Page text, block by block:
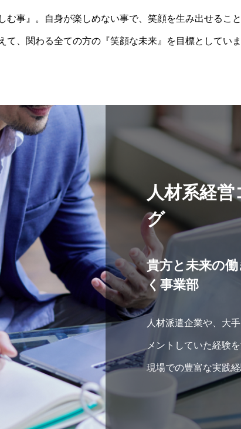
む事』。自身が楽しめない事で、笑顔を生み出せること
て、関わる全ての方の『笑顔な未来』を目標としていま
人材系経
グ
貴方と未来の
く事業部
人材派遣企業や、大
メントしていた経験
現場での豊富な実践
グを提供します。